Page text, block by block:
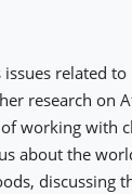
related
research on
working with
about the
discussing